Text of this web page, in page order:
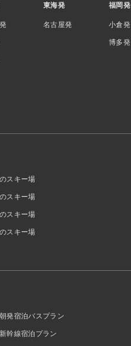
東海発
名古屋発
福岡発
小倉発
博多発
スキー場
スキー場
スキー場
スキー場
発宿泊バスプラン
幹線宿泊プラン